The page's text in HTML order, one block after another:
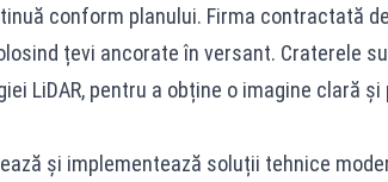
conform planului. Firma contractată
țevi ancorate în versant. Craterele
LiDAR, pentru a obține o imagine clară
și implementează soluții tehnice